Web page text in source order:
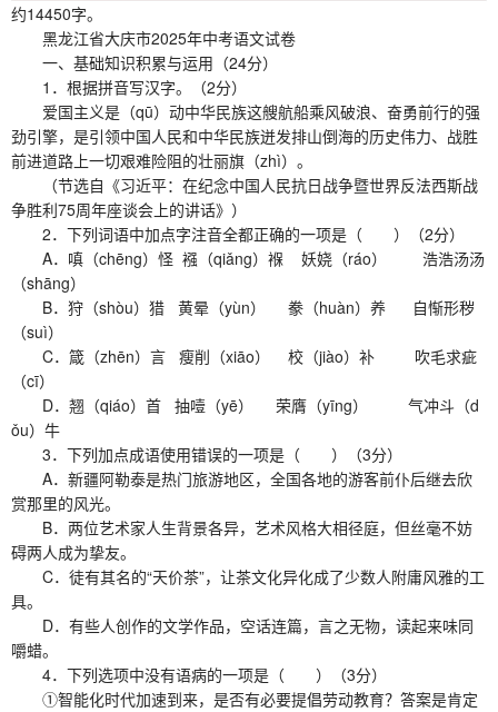
约14450字。
黑龙江省大庆市2025年中考语文试卷
一、基础知识积累与运用（24分）
1．根据拼音写汉字。（2分）
爱国主义是（qū）动中华民族这艘航船乘风破浪、奋勇前行的强
劲引擎，是引领中国人民和中华民族迸发排山倒海的历史伟力、战胜
前进道路上一切艰难险阻的壮丽旗（zhì）。
（节选自《习近平：在纪念中国人民抗日战争暨世界反法西斯战
争胜利75周年座谈会上的讲话》）
2．下列词语中加点字注音全都正确的一项是（ ）（2分）
A．嗔（chēng）怪 襁（qiǎng）褓 妖娆（ráo） 浩浩汤汤
（shāng）
B．狩（shòu）猎 黄晕（yùn） 豢（huàn）养 自惭形秽
（suì）
C．箴（zhēn）言 瘦削（xiāo） 校（jiào）补 吹毛求疵
（cī）
D．翘（qiáo）首 抽噎（yē） 荣膺（yīng） 气冲斗（d
ǒu）牛
3．下列加点成语使用错误的一项是（ ）（3分）
A．新疆阿勒泰是热门旅游地区，全国各地的游客前仆后继去欣
赏那里的风光。
B．两位艺术家人生背景各异，艺术风格大相径庭，但丝毫不妨
碍两人成为挚友。
C．徒有其名的“天价茶”，让茶文化异化成了少数人附庸风雅的工
具。
D．有些人创作的文学作品，空话连篇，言之无物，读起来味同
嚼蜡。
4．下列选项中没有语病的一项是（ ）（3分）
①智能化时代加速到来，是否有必要提倡劳动教育？答案是肯定